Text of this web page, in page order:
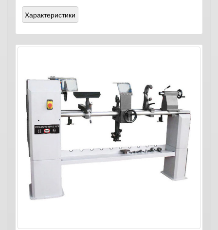
Характеристики